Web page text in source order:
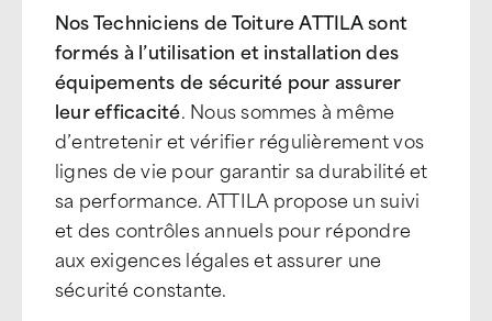
Nos Techniciens de Toiture ATTILA sont
formés à l’utilisation et installation des
équipements de sécurité pour assurer
leur efficacité. Nous sommes à même
d’entretenir et vérifier régulièrement vos
lignes de vie pour garantir sa durabilité et
sa performance. ATTILA propose un suivi
et des contrôles annuels pour répondre
aux exigences légales et assurer une
sécurité constante.